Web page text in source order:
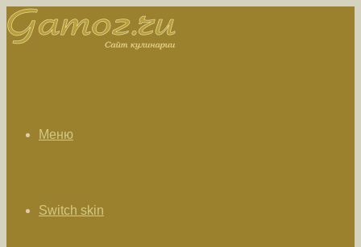
Меню
Switch skin